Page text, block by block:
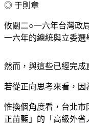
◎ 于則章
攸關二○一六年台灣政
一六年的總統與立委選
然而，與這些已經完成
若從正向思考來看，因
惟換個角度看，台北
正苗藍」的「高級外